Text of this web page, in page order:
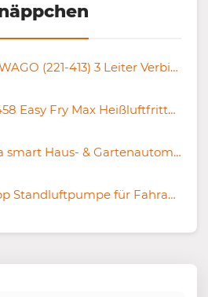
⚡️ 50er Pack WAGO (221-413) 3 Leiter Verbindungsklemmen für 14,99€ (statt 23€)
🍟 Tefal EY2458 Easy Fry Max Heißluftfritteuse für 64,99€ (statt 91€)
💦🚰 Gardena smart Haus- & Gartenautomat 5000/5 für 308,90€ (statt 364€)
🚴‍♀️🌬️ Zündapp Standluftpumpe für Fahrad & Co. + viele Ventile für 9,99€ (statt 25€)